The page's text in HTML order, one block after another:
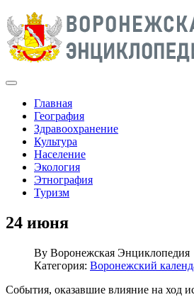
Главная
География
Здравоохранение
Культура
Население
Экология
Этнография
Туризм
24 июня
By Воронежская Энциклопедия
Категория: Воронежский
События, оказавшие влияние на ход